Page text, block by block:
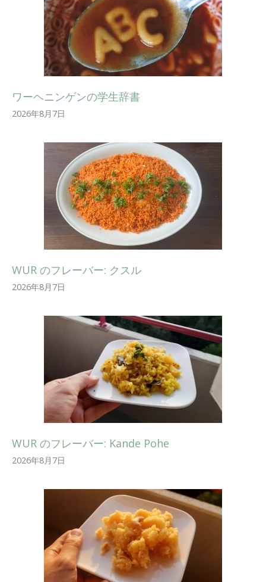
ワーヘニンゲンの学生辞書
2026年8月7日
WUR のフレーバー: クスル
2026年8月7日
WUR のフレーバー: Kande Pohe
2026年8月7日